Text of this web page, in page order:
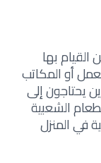
بها
أو المكاتب
يحتاجون إلى
الشعبية
في المنزل